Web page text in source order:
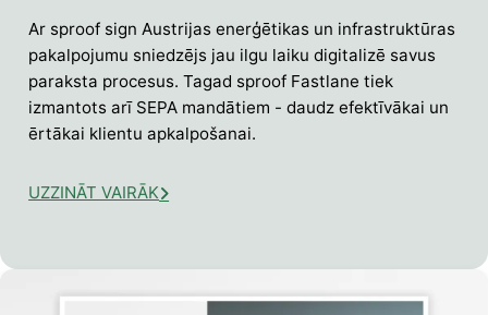
Ar sproof sign Austrijas enerģētikas un infrastruktūras
pakalpojumu sniedzējs jau ilgu laiku digitalizē savus
paraksta procesus. Tagad sproof Fastlane tiek
izmantots arī SEPA mandātiem - daudz efektīvākai un
ērtākai klientu apkalpošanai.
UZZINĀT VAIRĀK